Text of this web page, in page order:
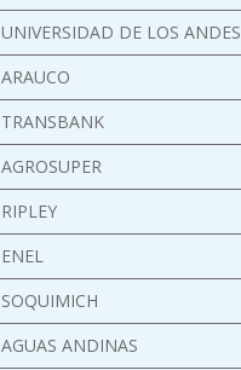
UNIVERSIDAD DE LOS ANDES
ARAUCO
TRANSBANK
AGROSUPER
RIPLEY
ENEL
SOQUIMICH
AGUAS ANDINAS